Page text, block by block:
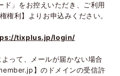
ド」をお控えいただき、ご利用
権利】よりお申込みください。
tixplus.jp/login/
って、メールが届かない場合
】のドメインの受信許